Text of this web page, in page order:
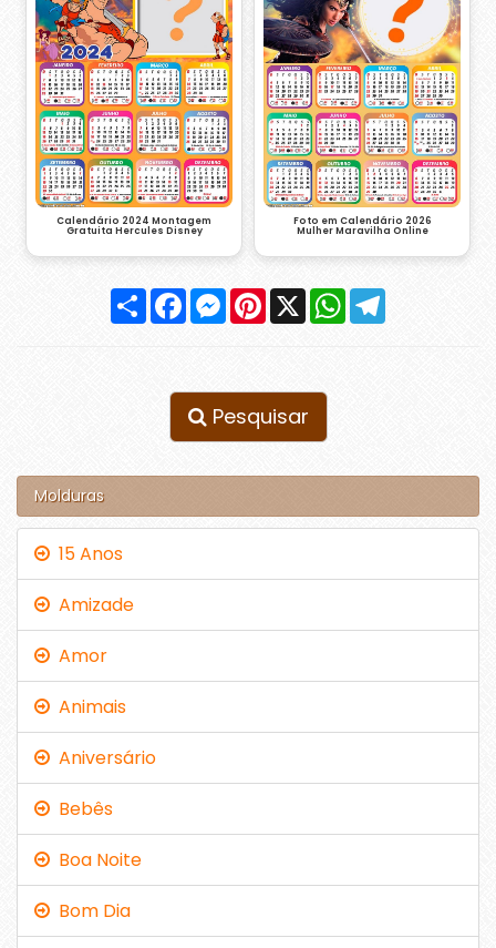
Calendário 2024 Montagem
Gratuita Hercules Disney
Foto em Calendário 2026
Mulher Maravilha Online
Compartilhar
FacebookMessenger
Pinterest
X WhatsApp
Pesquisar
Molduras
15 Anos
Amizade
Amor
Animais
Aniversário
Bebês
Boa Noite
Bom Dia